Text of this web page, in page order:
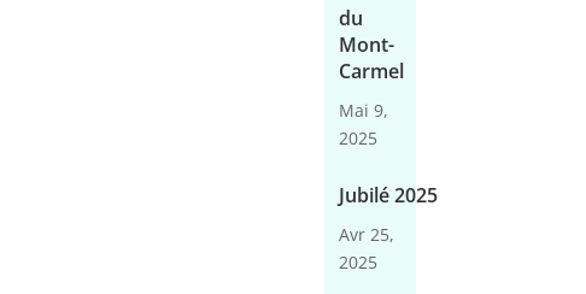
du
Mont-
Carmel
Mai 9,
2025
Jubilé 2025
Avr 25,
2025